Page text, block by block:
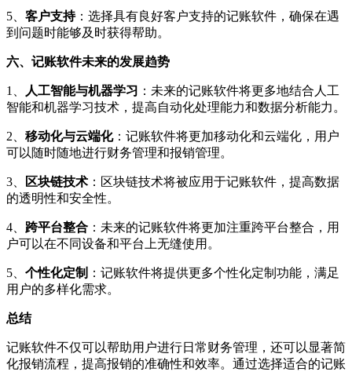
5、 客户支持：选择具有良好客户支持的记账软件，确保在遇
到问题时能够及时获得帮助。
六、记账软件未来的发展趋势
1、 人工智能与机器学习 ：未来的记账软件将更多地结合人工
智能和机器学习技术，提高自动化处理能力和数据分析能力。
2、 移动化与云端化：记账软件将更加移动化和云端化，用户
可以随时随地进行财务管理和报销管理。
3、 区块链技术 ：区块链技术将被应用于记账软件，提高数据
的透明性和安全性。
4、 跨平台整合 ：未来的记账软件将更加注重跨平台整合，用
户可以在不同设备和平台上无缝使用。
5、 个性化定制 ：记账软件将提供更多个性化定制功能，满足
用户的多样化需求。
总结
记账软件不仅可以帮助用户进行日常财务管理，还可以显著简
化报销流程，提高报销的准确性和效率。通过选择适合的记账